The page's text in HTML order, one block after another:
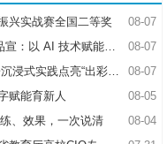
08-07
兴实战赛全国二等奖
08-07
技术赋能品牌全域传播
08-07
点亮“出彩中原”实践路
08-05
赋能育新人
08-04
、效果，一次说清